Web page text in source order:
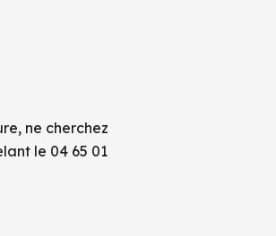
ne cherchez
le 04 65 01